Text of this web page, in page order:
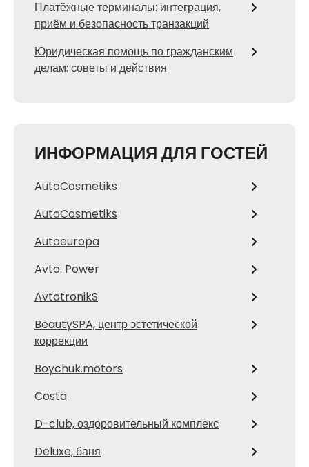
Платёжные терминалы: интеграция,
приём и безопасность транзакций
Юридическая помощь по гражданским
делам: советы и действия
ИНФОРМАЦИЯ ДЛЯ ГОСТЕЙ
AutoCosmetiks
AutoCosmetiks
Autoeuropa
Avto. Power
AvtotronikS
BeautySPA, центр эстетической
коррекции
Boychuk.motors
Costa
D-club, оздоровительный комплекс
Deluxe, баня